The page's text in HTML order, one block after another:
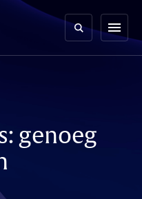
menu
genoeg